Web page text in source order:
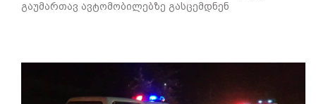
გაუმართავ ავტომობილებზე გასცემდნენ